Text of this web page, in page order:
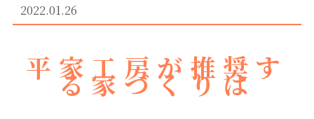
2022.01.26
平家工房が推奨す
る家づくりは